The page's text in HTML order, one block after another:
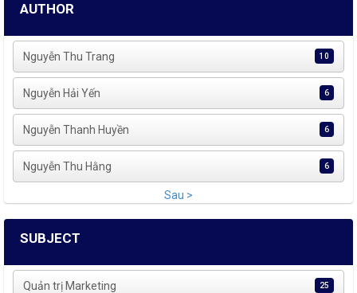
AUTHOR
Nguyễn Thu Trang 10
Nguyễn Hải Yến 6
Nguyễn Thanh Huyền 6
Nguyễn Thu Hằng 6
Sau >
SUBJECT
Quản trị Marketing 25